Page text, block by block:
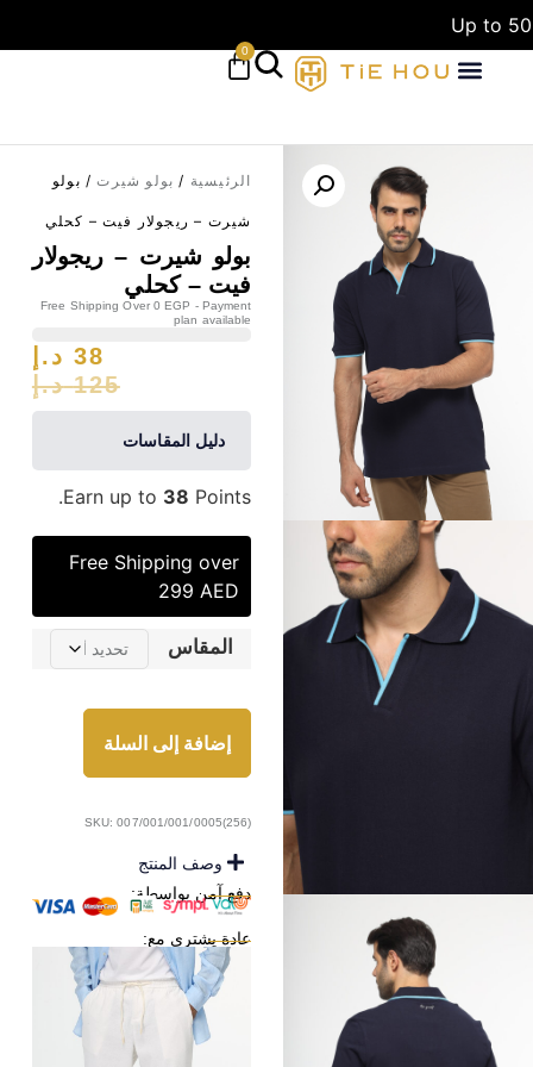
Up to
0
الرئيسية / بولو شيرت/ بولو
شيرت – ريجولار فيت – كحلي
بولو شيرت – ريجولار
فيت – كحلي
Free Shipping Over 0 EGP - Payment
plan available
125 د.إ
38 د.إ
دليل المقاسات
Earn up to 38 Points.
Free Shipping over
299 AED
المقاس
إضافة إلى السلة
SKU: 007/001/001/0005(256)
وصف المنتج
دفع آمن بواسطة:
عادة يشترى مع: